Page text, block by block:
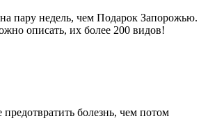
пару недель, чем Подарок Запорожью.
описать, их более 200 видов!
болезнь, чем потом